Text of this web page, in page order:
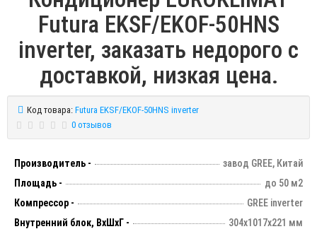
Futura EKSF/EKOF-50HNS
inverter, заказать недорого с
доставкой, низкая цена.
Код товара: Futura EKSF/EKOF-50HNS inverter
0 отзывов
Производитель -
завод GREE, Китай
Площадь -
до 50 м2
Компрессор -
GREE inverter
Внутренний блок, ВхШхГ -
304х1017х221 мм